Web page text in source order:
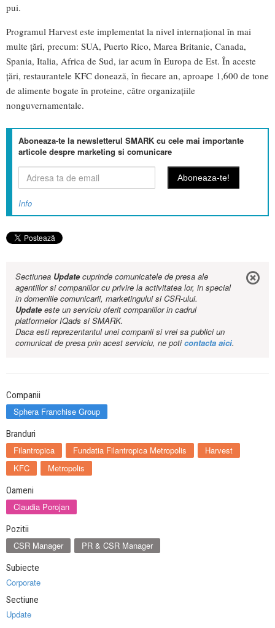
pui.
Programul Harvest este implementat la nivel internațional în mai
multe țări, precum: SUA, Puerto Rico, Marea Britanie, Canada,
Spania, Italia, Africa de Sud, iar acum în Europa de Est. În aceste
țări, restaurantele KFC donează, în fiecare an, aproape 1,600 de tone
de alimente bogate în proteine, către organizațiile
nonguvernamentale.
Aboneaza-te la newsletterul SMARK cu cele mai importante
articole despre marketing si comunicare
Info
Sectiunea Updatecuprinde comunicatele de presa ale
agentiilor si companiilor cu privire la activitatea lor, in special
in domeniile comunicarii, marketingului si CSR-ului.
Updateeste un serviciu oferit companiilor in cadrul
platformelor IQads si SMARK.
Daca esti reprezentantul unei companii si vrei sa publici un
comunicat de presa prin acest serviciu, ne poticontacta aici.
Companii
Sphera Franchise Group
Branduri
Filantropica Fundatia Filantropica Metropolis
Harvest
KFC
Metropolis
Oameni
Claudia Porojan
Pozitii
CSR Manager PR & CSR Manager
Subiecte
Corporate
Sectiune
Update